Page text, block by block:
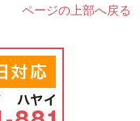
ページの上部へ戻る